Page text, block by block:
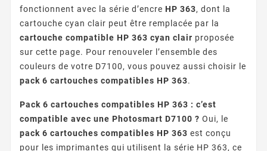
fonctionnent avec la série d’encre HP 363, dont la
cartouche cyan clair peut être remplacée par la
cartouche compatible HP 363 cyan clair proposée
sur cette page. Pour renouveler l’ensemble des
couleurs de votre D7100, vous pouvez aussi choisir le
pack 6 cartouches compatibles HP 363.
Pack 6 cartouches compatibles HP 363 : c’est
compatible avec une Photosmart D7100 ? Oui, le
pack 6 cartouches compatibles HP 363 est conçu
pour les imprimantes qui utilisent la série HP 363, ce